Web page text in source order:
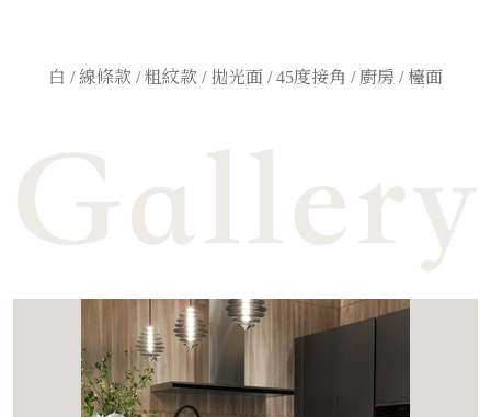
白 / 線條款 / 粗紋款 / 拋光面 / 45度接角 / 廚房 / 檯面